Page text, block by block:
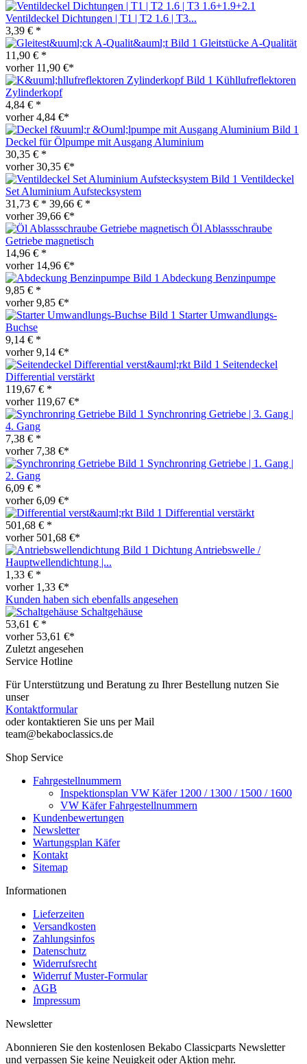
Ventildeckel Dichtungen | T1 | T2 1.6 | T3...
3,39 € *
Gleitstücke A-Qualität
11,90 € *
vorher 11,90 €*
Kühllufreflektoren
Zylinderkopf
4,84 € *
vorher 4,84 €*
Deckel für Ölpumpe mit Ausgang Aluminium
30,35 € *
vorher 30,35 €*
Ventildeckel
Set Aluminium Aufstecksystem
31,73 € * 39,66 € *
vorher 39,66 €*
Öl Ablassschraube
Getriebe magnetisch
14,96 € *
vorher 14,96 €*
Abdeckung Benzinpumpe
9,85 € *
vorher 9,85 €*
Starter Umwandlungs-
Buchse
9,14 € *
vorher 9,14 €*
Seitendeckel
Differential verstärkt
119,67 € *
vorher 119,67 €*
Synchronring Getriebe | 3. Gang |
4. Gang
7,38 € *
vorher 7,38 €*
Synchronring Getriebe | 1. Gang |
2. Gang
6,09 € *
vorher 6,09 €*
Differential verstärkt
501,68 € *
vorher 501,68 €*
Dichtung Antriebswelle /
Hauptwellendichtung |...
1,33 € *
vorher 1,33 €*
Kunden haben sich ebenfalls angesehen
Schaltgehäuse
53,61 € *
vorher 53,61 €*
Zuletzt angesehen
Service Hotline
Für Unterstützung und Beratung zu Ihrer Bestellung nutzen Sie
unser
Kontaktformular
oder kontaktieren Sie uns per Mail
team@bekaboclassics.de
Shop Service
Fahrgestellnummern
Inspektionsplan VW Käfer 1200 / 1300 / 1500 / 1600
VW Käfer Fahrgestellnummern
Kundenbewertungen
Newsletter
Wartungsplan Käfer
Kontakt
Sitemap
Informationen
Lieferzeiten
Versandkosten
Zahlungsinfos
Datenschutz
Widerrufsrecht
Widerruf Muster-Formular
AGB
Impressum
Newsletter
Abonnieren Sie den kostenlosen Bekabo Classicparts Newsletter
und verpassen Sie keine Neuigkeit oder Aktion mehr.